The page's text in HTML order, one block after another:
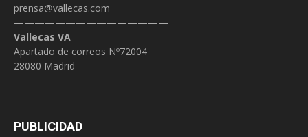
prensa@vallecas.com
———————————————
Vallecas VA
Apartado de correos Nº72004
28080 Madrid
PUBLICIDAD